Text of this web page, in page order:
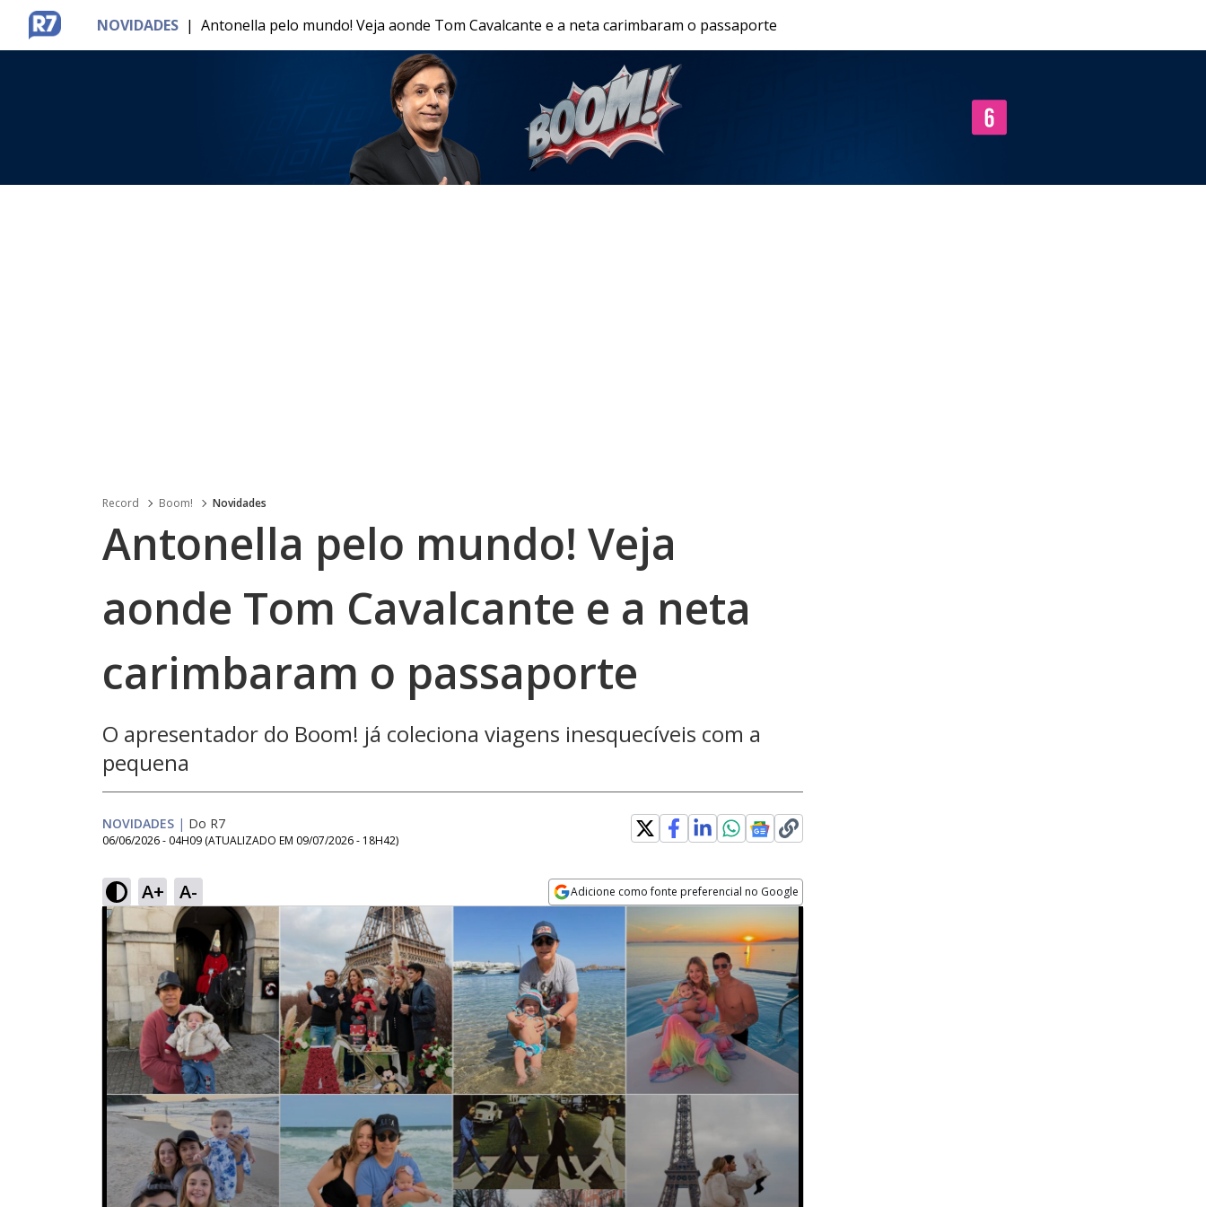
MENU BRASÍLIA ENTRETÊ ESPORTES JR 24H RECORD RECORD NEWS
NOVIDADES | Antonella pelo mundo! Veja aonde Tom Cavalcante e a neta carimbaram o passaporte
Record Boom! Novidades
Antonella pelo mundo! Veja
aonde Tom Cavalcante e a neta
carimbaram o passaporte
O apresentador do Boom! já coleciona viagens inesquecíveis com a
pequena
NOVIDADES | Do R7
06/06/2026 - 04H09 (ATUALIZADO EM 09/07/2026 - 18H42)
A+ A- Adicione como fonte preferencial no Google